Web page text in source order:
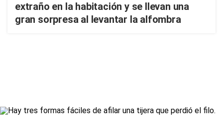
extraño en la habitación y se llevan una
gran sorpresa al levantar la alfombra